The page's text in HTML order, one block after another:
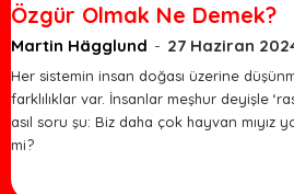
Özgür Olmak Ne Demek?
Martin Hägglund - 27 Haziran
Her sistemin insan doğası üzerine
farklılıklar var. İnsanlar meşhur deyişle
asıl soru şu: Biz daha çok hayvan mıyız
mi?